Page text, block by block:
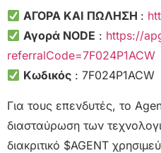
ΑΓΟΡΑ ΚΑΙ ΠΩΛΗΣΗ :
Αγορά NODE : https://
referralCode=7F024P1ACW
Κωδικός : 7F024P1ACW
Για τους επενδυτές, το
διασταύρωση των
διακριτικό $AGENT